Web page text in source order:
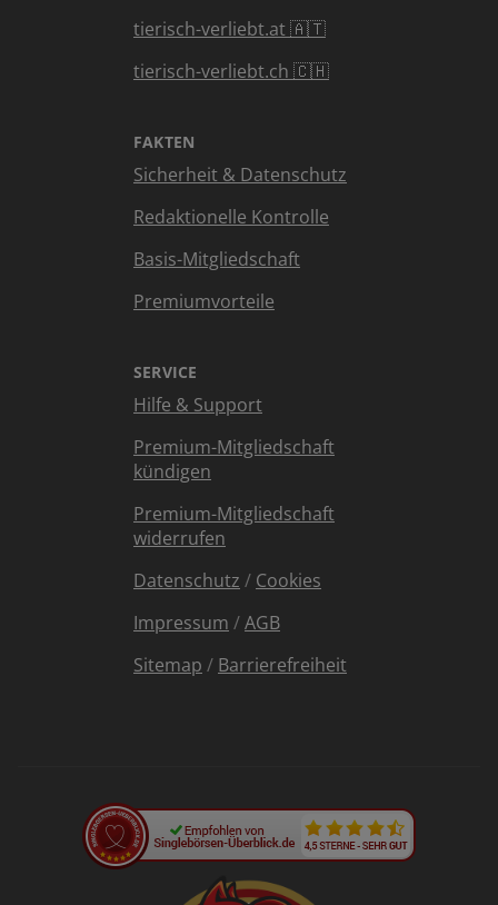
tierisch-verliebt.at 🇦🇹
tierisch-verliebt.ch 🇨🇭
FAKTEN
Sicherheit & Datenschutz
Redaktionelle Kontrolle
Basis-Mitgliedschaft
Premiumvorteile
SERVICE
Hilfe & Support
Premium-Mitgliedschaft
kündigen
Premium-Mitgliedschaft
widerrufen
Datenschutz / Cookies
Impressum /AGB
Sitemap / Barrierefreiheit